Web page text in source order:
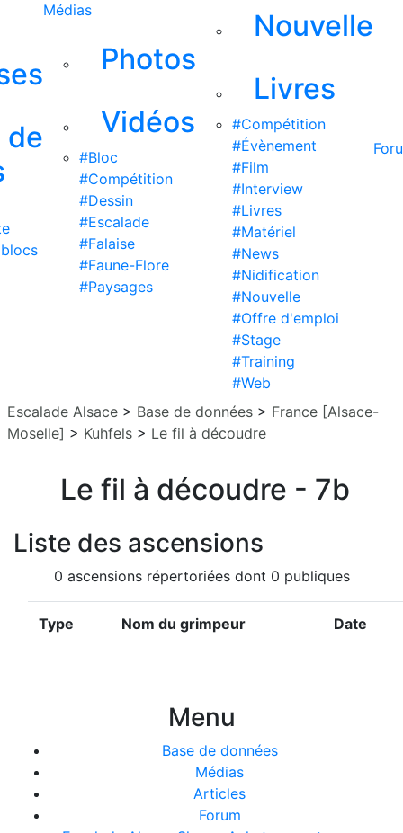
de
Médias
Photos
Vidéos
#Bloc
#Compétition
#Dessin
#Escalade
#Falaise
#Faune-Flore
#Paysages
Nouvelle
Livres
#Compétition
#Évènement
#Film
#Interview
#Livres
#Matériel
#News
#Nidification
#Nouvelle
#Offre d'emploi
#Stage
#Training
#Web
Escalade Alsace > Base de données > France [Alsace-
Moselle] > Kuhfels > Le fil à découdre
Le fil à découdre - 7b
Liste des ascensions
0 ascensions répertoriées dont 0 publiques
Type Nom du grimpeur Date
Menu
Base de données
Médias
Articles
Forum